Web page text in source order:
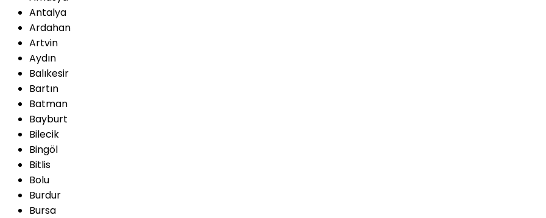
Antalya
Ardahan
Artvin
Aydın
Balıkesir
Bartın
Batman
Bayburt
Bilecik
Bingöl
Bitlis
Bolu
Burdur
Bursa